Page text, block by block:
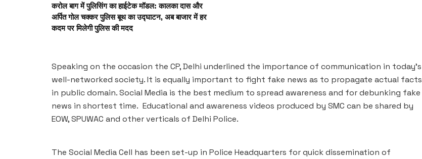
करोल बाग में पुलिसिंग का हाईटेक मॉडल: कालका दास और
अर्पित गोल चक्कर पुलिस बूथ का उद्घाटन, अब बाजार में हर
कदम पर मिलेगी पुलिस की मदद
Speaking on the occasion the CP, Delhi underlined the importance of communication in today’s
well-networked society. It is equally important to fight fake news as to propagate actual facts
in public domain. Social Media is the best medium to spread awareness and for debunking fake
news in shortest time. Educational and awareness videos produced by SMC can be shared by
EOW, SPUWAC and other verticals of Delhi Police.
The Social Media Cell has been set-up in Police Headquarters for quick dissemination of